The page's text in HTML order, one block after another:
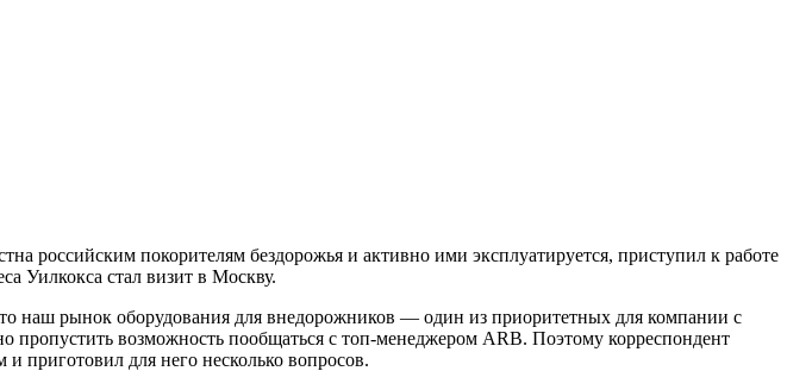
российским покорителям бездорожья и активно ими эксплуатируется, приступил к работе
Уилкокса стал визит в Москву.
наш рынок оборудования для внедорожников — один из приоритетных для компании с
возможность пообщаться с топ-менеджером ARB. Поэтому корреспондент
приготовил для него несколько вопросов.